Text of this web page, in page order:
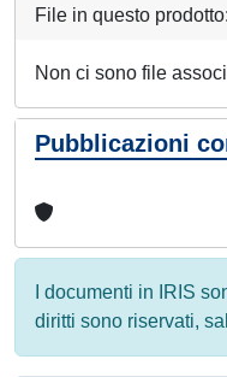
File in questo prodotto:
Non ci sono file
Pubblicazioni
I documenti in IRIS
diritti sono riservati,